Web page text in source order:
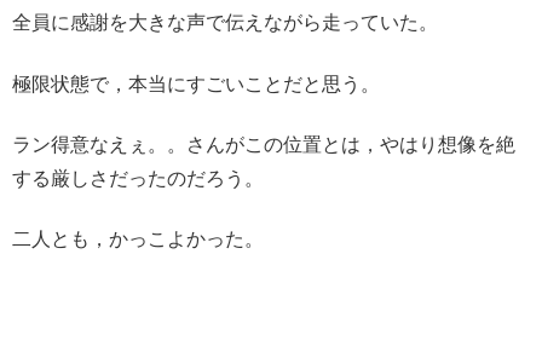
全員に感謝を大きな声で伝えながら走っていた。
極限状態で，本当にすごいことだと思う。
ラン得意なえぇ。。さんがこの位置とは，やはり想像を絶
する厳しさだったのだろう。
二人とも，かっこよかった。